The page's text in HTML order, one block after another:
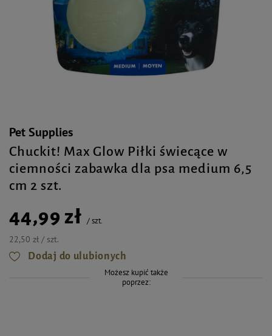
Pet Supplies
Chuckit! Max Glow Piłki świecące w
ciemności zabawka dla psa medium 6,5
cm 2 szt.
44,99 zł /szt.
22,50 zł / szt.
Dodaj do ulubionych
Możesz kupić także
poprzez: